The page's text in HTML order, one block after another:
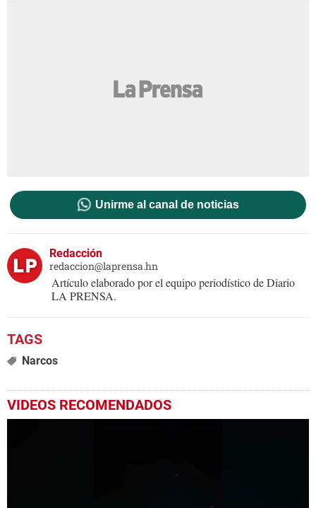
Unirme al canal de noticias
Redacción
redaccion@laprensa.hn
Artículo elaborado por el equipo periodístico de Diario
LA PRENSA.
Narcos
VIDEOS RECOMENDADOS